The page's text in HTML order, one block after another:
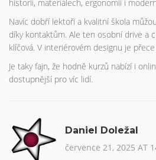
historii, materiálech, ergonomii i
Navíc dobří lektoři a kvalitní škola
díky kontaktům. Ale ten osobní drive a
klíčová. V interiérovém designu je
Je taky fajn, že hodně kurzů nabízí i
dostupnější pro víc lidí.
Daniel Doležal
července 21, 2025 AT